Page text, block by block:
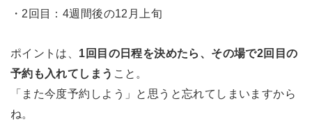
・2回目：4週間後の12月上旬
ポイントは、 1回目の日程を決めたら、その場で2回目の
予約も入れてしまう こと。
「また今度予約しよう」と思うと忘れてしまいますから
ね。